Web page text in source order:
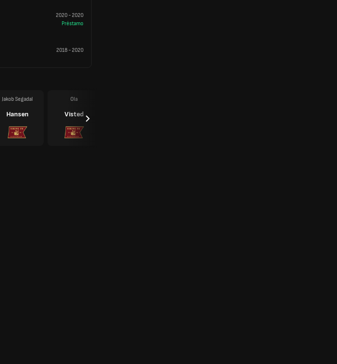
2020-2020
Préstamo
2018-2020
Jakob Segadal
Hansen
Ola
Visted